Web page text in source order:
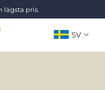
lägsta pris.
SV